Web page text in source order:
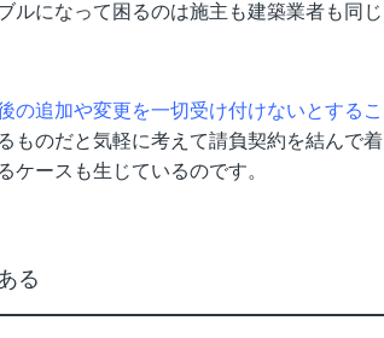
ルになって困るのは施主も建築業者も同じ
の追加や変更を一切受け付けないとするこ
ものだと気軽に考えて請負契約を結んで着
ケースも生じているのです。
る